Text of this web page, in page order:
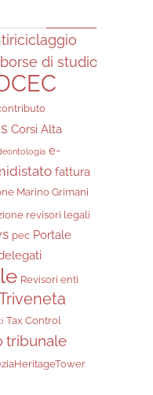
borse di studio
Corsi Alta
e-
fattura
Marino Grimani
revisori legali
pec Portale
Revisori enti
Tax Control
tribunale